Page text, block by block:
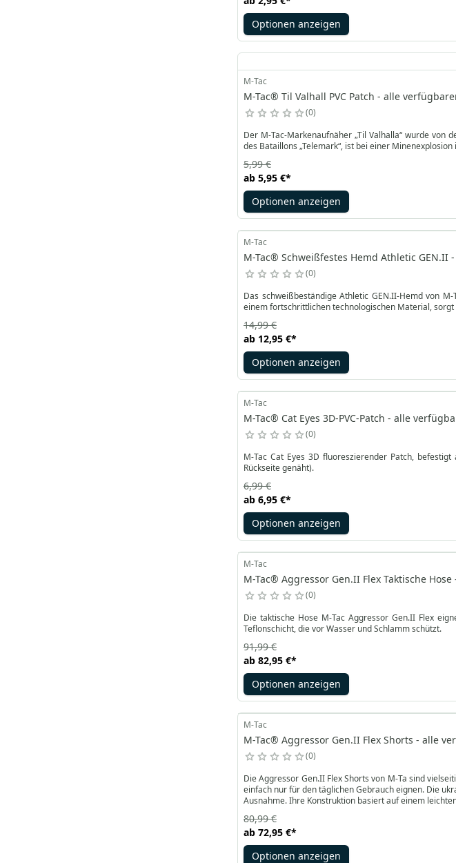
Optionen anzeigen
M-Tac
M-Tac® Til Valhall PVC Patch - alle
0
Der M-Tac-Markenaufnäher „Til Valhalla“ wurde von
des Bataillons „Telemark“, ist bei einer
ab 5,95 €*
5,99 €
Optionen anzeigen
M-Tac
M-Tac® Schweißfestes Hemd Athletic GEN.II
0
Das schweißbeständige Athletic GEN.II-Hemd von
einem fortschrittlichen technologischen Material,
ab 12,95 €*
14,99 €
Optionen anzeigen
M-Tac
M-Tac® Cat Eyes 3D-PVC-Patch - alle
0
M-Tac Cat Eyes 3D fluoreszierender Patch,
Rückseite genäht).
ab 6,95 €*
6,99 €
Optionen anzeigen
M-Tac
M-Tac® Aggressor Gen.II Flex Taktische
0
Die taktische Hose M-Tac Aggressor Gen.II Flex
Teflonschicht, die vor Wasser und Schlamm schützt.
ab 82,95 €*
91,99 €
Optionen anzeigen
M-Tac
M-Tac® Aggressor Gen.II Flex Shorts - alle
0
Die Aggressor Gen.II Flex Shorts von M-Ta sind
einfach nur für den täglichen Gebrauch eignen. Die
Ausnahme. Ihre Konstruktion basiert auf einem
ab 72,95 €*
80,99 €
Optionen anzeigen